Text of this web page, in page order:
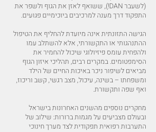
(לשעבר DAN!), ששואף לאזן את הגוף ולשפר את
התפקוד דרך מענה למרכיבים ביוכימיים פגועים.
הגישה התזונתית אינה מיועדת להחליף את הטיפול
ההתנהגותי או התקשורתי, אלא להשתלב עמו
ולהפחית עומס פיזיולוגי שיכול להחמיר את
הסימפטומים. במקרים רבים, תהליכי איזון הגוף
מביאים לשיפור ניכר באיכות החיים של הילד
ומשפחתו – בשינה, עיכול, מצב רגשי, קשב וריכוז,
ואף שפה ותקשורת.
מחקרים נוספים מהשנים האחרונות בישראל
ובעולם מצביעים על מגמות ברורות: שילוב של
התערבות רפואית תפקודית לצד מערך חינוכי